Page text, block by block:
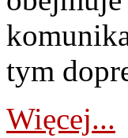
tym
Więcej...